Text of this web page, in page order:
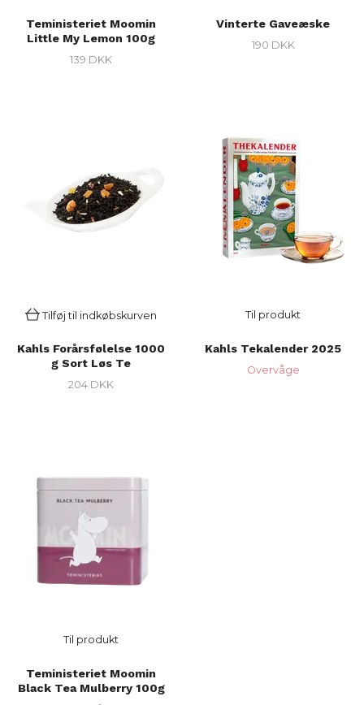
Teministeriet Moomin
Little My Lemon 100g
139 DKK
Vinterte Gaveæske
190 DKK
Tilføj til indkøbskurven
Kahls Forårsfølelse 1000
g Sort Løs Te
204 DKK
Til produkt
Kahls Tekalender 2025
Overvåge
Til produkt
Teministeriet Moomin
Black Tea Mulberry 100g